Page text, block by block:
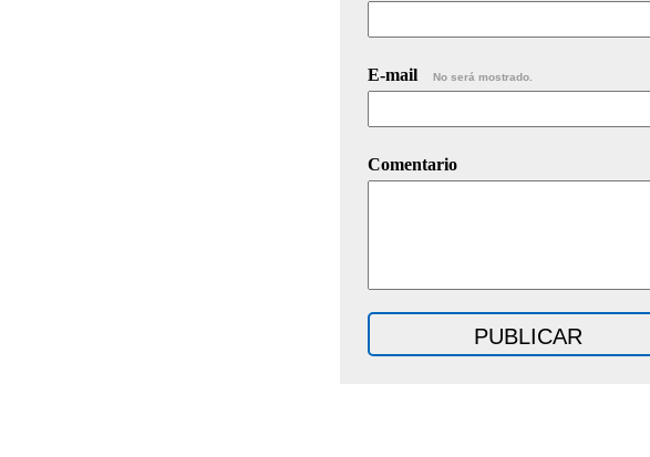
E-mail No será mostrado.
Comentario